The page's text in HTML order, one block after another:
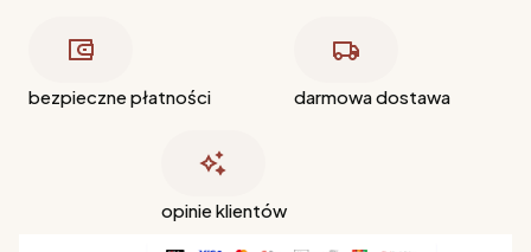
bezpieczne płatności darmowa dostawa
opinie klientów